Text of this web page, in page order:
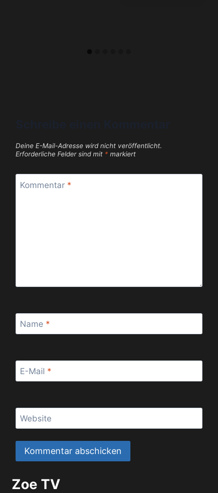
Deine E-Mail-Adresse wird nicht veröffentlicht.
Erforderliche Felder sind mit * markiert
Kommentar *
Name *
E-Mail *
Website
Zoe TV